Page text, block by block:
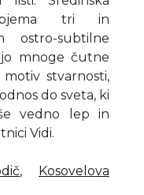
tri in
ostro-subtilne
mnoge čutne
stvarnosti,
do sveta, ki
vedno lep in
Vidi.
, Kosovelova